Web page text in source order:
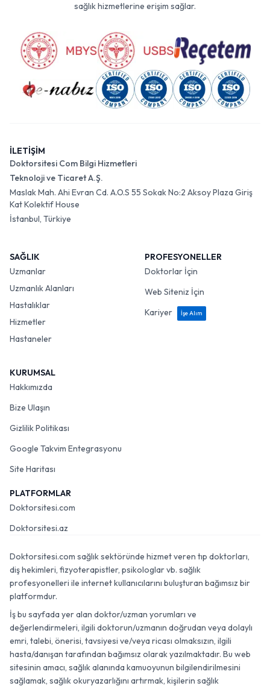
sağlık hizmetlerine erişim sağlar.
İLETİŞİM
Doktorsitesi Com Bilgi Hizmetleri
Teknoloji ve Ticaret A.Ş.
Maslak Mah. Ahi Evran Cd. A.O.S 55 Sokak No:2 Aksoy Plaza Giriş
Kat Kolektif House
İstanbul, Türkiye
SAĞLIK
Uzmanlar
Uzmanlık Alanları
Hastalıklar
Hizmetler
Hastaneler
PROFESYONELLER
Doktorlar İçin
Web Siteniz İçin
Kariyer
İşe Alım
KURUMSAL
Hakkımızda
Bize Ulaşın
Gizlilik Politikası
Google Takvim Entegrasyonu
Site Haritası
PLATFORMLAR
Doktorsitesi.com
Doktorsitesi.az
Doktorsitesi.com sağlık sektöründe hizmet veren tıp doktorları,
diş hekimleri, fizyoterapistler, psikologlar vb. sağlık
profesyonelleri ile internet kullanıcılarını buluşturan bağımsız bir
platformdur.
İş bu sayfada yer alan doktor/uzman yorumları ve
değerlendirmeleri, ilgili doktorun/uzmanın doğrudan veya dolaylı
emri, talebi, önerisi, tavsiyesi ve/veya ricası olmaksızın, ilgili
hasta/danışan tarafından bağımsız olarak yazılmaktadır. Bu web
sitesinin amacı, sağlık alanında kamuoyunun bilgilendirilmesini
sağlamak, sağlık okuryazarlığını artırmak, kişilerin sağlık